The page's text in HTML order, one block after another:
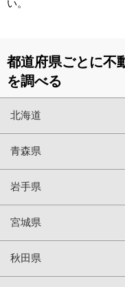
い。
都道府県ごとに不
を調べる
北海道
青森県
岩手県
宮城県
秋田県